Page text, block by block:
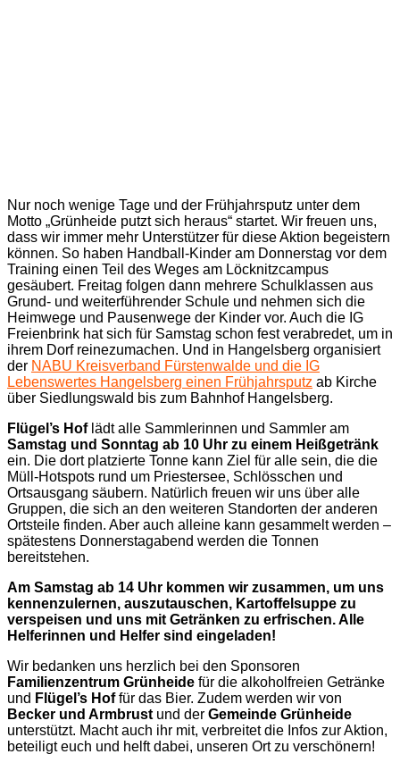
Nur noch wenige Tage und der Frühjahrsputz unter dem
Motto „Grünheide putzt sich heraus“ startet. Wir freuen uns,
dass wir immer mehr Unterstützer für diese Aktion begeistern
können. So haben Handball-Kinder am Donnerstag vor dem
Training einen Teil des Weges am Löcknitzcampus
gesäubert. Freitag folgen dann mehrere Schulklassen aus
Grund- und weiterführender Schule und nehmen sich die
Heimwege und Pausenwege der Kinder vor. Auch die IG
Freienbrink hat sich für Samstag schon fest verabredet, um in
ihrem Dorf reinezumachen. Und in Hangelsberg organisiert
der NABU Kreisverband Fürstenwalde und die IG
Lebenswertes Hangelsberg einen Frühjahrsputz ab Kirche
über Siedlungswald bis zum Bahnhof Hangelsberg.
Flügel’s Hof lädt alle Sammlerinnen und Sammler am
Samstag und Sonntag ab 10 Uhr zu einem Heißgetränk
ein. Die dort platzierte Tonne kann Ziel für alle sein, die die
Müll-Hotspots rund um Priestersee, Schlösschen und
Ortsausgang säubern. Natürlich freuen wir uns über alle
Gruppen, die sich an den weiteren Standorten der anderen
Ortsteile finden. Aber auch alleine kann gesammelt werden –
spätestens Donnerstagabend werden die Tonnen
bereitstehen.
Am Samstag ab 14 Uhr kommen wir zusammen, um uns
kennenzulernen, auszutauschen, Kartoffelsuppe zu
verspeisen und uns mit Getränken zu erfrischen. Alle
Helferinnen und Helfer sind eingeladen!
Wir bedanken uns herzlich bei den Sponsoren
Familienzentrum Grünheide für die alkoholfreien Getränke
und Flügel’s Hoffür das Bier. Zudem werden wir von
Becker und Armbrust und der Gemeinde Grünheide
unterstützt. Macht auch ihr mit, verbreitet die Infos zur Aktion,
beteiligt euch und helft dabei, unseren Ort zu verschönern!